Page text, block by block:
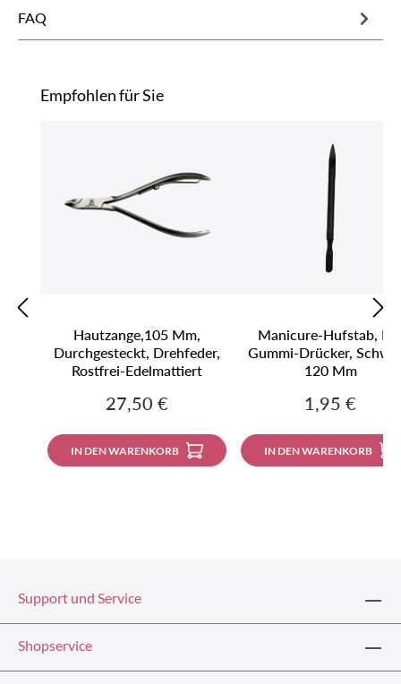
FAQ
Produktgalerie überspringen
Empfohlen für Sie
Hautzange,105 Mm,
Durchgesteckt, Drehfeder,
Rostfrei-Edelmattiert
Regulärer Preis:
27,50 €
IN DEN WARENKORB
Manicure-Hufstab,
Gummi-Drücker,
120 Mm
Regulärer
1,95 €
IN DEN WARENKORB
Support und Service
Shopservice